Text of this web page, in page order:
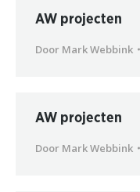
AW projecten
Door Mark Webbink
AW projecten
Door Mark Webbink